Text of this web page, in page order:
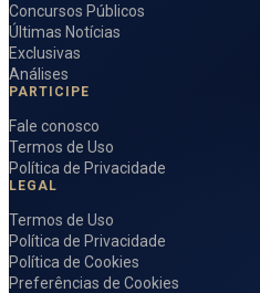
Concursos Públicos
Últimas Notícias
Exclusivas
Análises
PARTICIPE
Fale conosco
Termos de Uso
Política de Privacidade
LEGAL
Termos de Uso
Política de Privacidade
Política de Cookies
Preferências de Cookies